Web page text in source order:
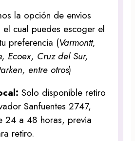
la opción de envios
el cual puedes escoger el
preferencia (Varmontt,
Ecoex, Cruz del Sur,
entre otros)
Solo disponible retiro
Sanfuentes 2747,
24 a 48 horas, previa
retiro.